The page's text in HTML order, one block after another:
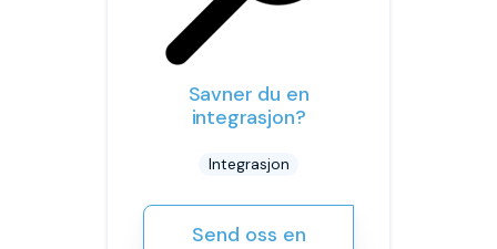
Savner du en
integrasjon?
Integrasjon
Send oss en